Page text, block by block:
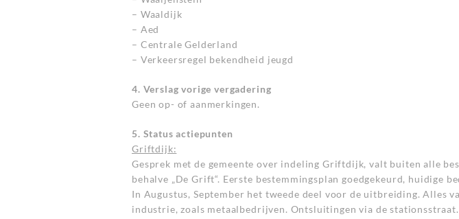
– Waaldijk
– Aed
– Centrale Gelderland
– Verkeersregel bekendheid jeugd
4. Verslag vorige vergadering
Geen op- of aanmerkingen.
5. Status actiepunten
Griftdijk:
Gesprek met de gemeente over indeling Griftdijk, valt buiten alle
behalve „De Grift“. Eerste bestemmingsplan goedgekeurd, huidige
In Augustus, September het tweede deel voor de uitbreiding. Alles
industrie, zoals metaalbedrijven. Ontsluitingen via de stationsstraat.